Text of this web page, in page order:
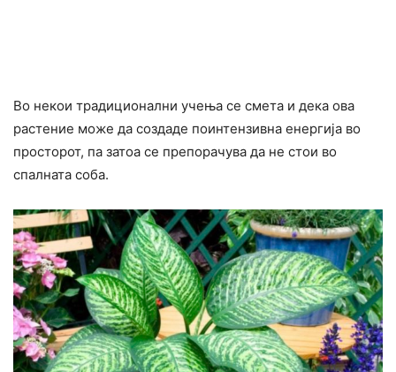
Во некои традиционални учења се смета и дека ова
растение може да создаде поинтензивна енергија во
просторот, па затоа се препорачува да не стои во
спалната соба.